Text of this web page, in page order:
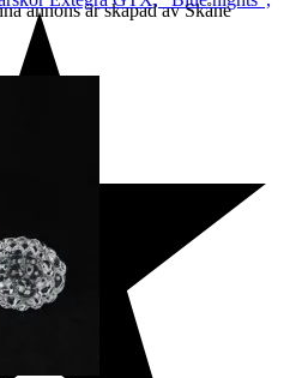
annons är skapad av Skåne